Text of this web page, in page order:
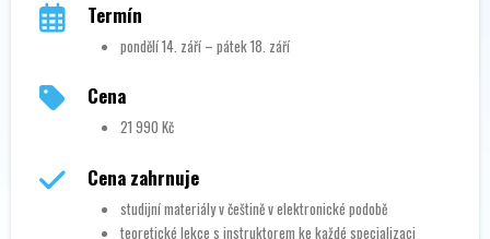
Termín
pondělí 14. září – pátek 18. září
Cena
21 990 Kč
Cena zahrnuje
studijní materiály v češtině v elektronické podobě
teoretické lekce s instruktorem ke každé specializaci